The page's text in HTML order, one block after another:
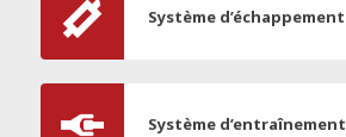
Système d’échappement
Système d’entraînement